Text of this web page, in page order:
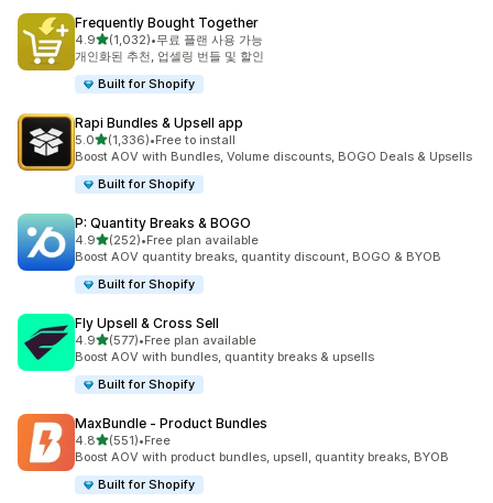
Frequently Bought Together
4.9별 5개 중
(1,032)
총 리뷰 1032개
•무료 플랜 사용 가능
개인화된 추천, 업셀링 번들 및 할인
Built for Shopify
Rapi Bundles & Upsell app
5.0별 5개 중
(1,336)
총 리뷰 1336개
•Free to install
Boost AOV with Bundles, Volume discounts, BOGO Deals & Upsells
Built for Shopify
P: Quantity Breaks & BOGO
4.9별 5개 중
(252)
총 리뷰 252개
•Free plan available
Boost AOV quantity breaks, quantity discount, BOGO & BYOB
Built for Shopify
Fly Upsell & Cross Sell
4.9별 5개 중
(577)
총 리뷰 577개
•Free plan available
Boost AOV with bundles, quantity breaks & upsells
Built for Shopify
MaxBundle ‑ Product Bundles
4.8별 5개 중
(551)
총 리뷰 551개
•Free
Boost AOV with product bundles, upsell, quantity breaks, BYOB
Built for Shopify